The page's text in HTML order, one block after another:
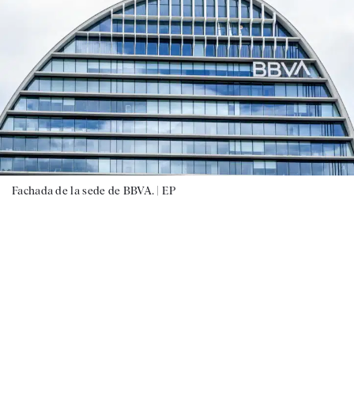
Fachada de la sede de BBVA. |EP